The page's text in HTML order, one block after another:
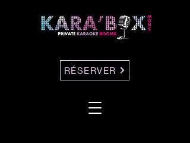
RÉSERVER